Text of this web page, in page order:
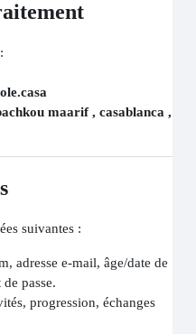
maarif , casablanca ,
suivantes :
adresse e-mail, âge/date de
passe.
progression, échanges